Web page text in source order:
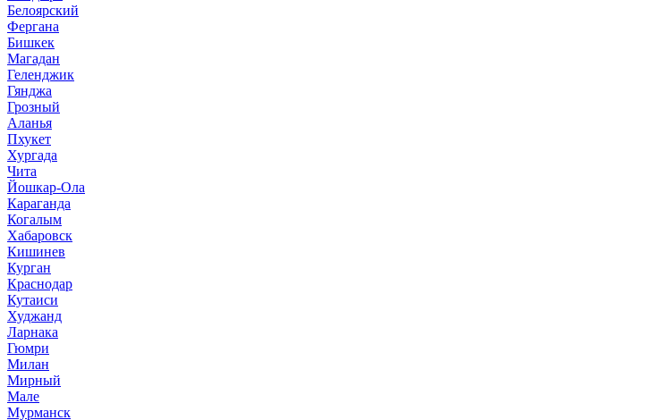
Белоярский
Фергана
Бишкек
Магадан
Геленджик
Гянджа
Грозный
Аланья
Пхукет
Хургада
Чита
Йошкар-Ола
Караганда
Когалым
Хабаровск
Кишинев
Курган
Краснодар
Кутаиси
Худжанд
Ларнака
Гюмри
Милан
Мирный
Мале
Мурманск